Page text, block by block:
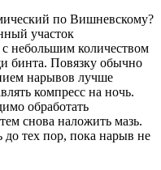
по Вишневскому?
участок
небольшим количеством
бинта. Повязку обычно
нарывов лучше
компресс на ночь.
обработать
снова наложить мазь.
тех пор, пока нарыв не